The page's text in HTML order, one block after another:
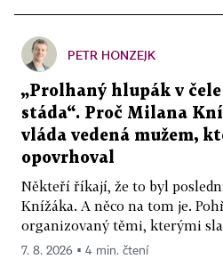
PETR HONZEJK
„Prolhaný hlupák v
stáda“. Proč Milana
vláda vedená mužem,
opovrhoval
Někteří říkají, že to byl
Knížáka. A něco na tom je.
organizovaný těmi, kterými
7. 8. 2026 ▪ 4 min. čtení